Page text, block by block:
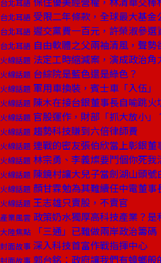
台北耳語
台北耳語 受限二年條款，全球最大基金
台北耳語 遲交黨費一百元，許榮淑參選
台北耳語 自由軟體之父兩袖清風，聲勢
火線話題 法定工時縮減案，演成政治角
火線話題 台綜院是藍色還是綠色？
火線話題 軍用車換裝，賓士車「入伍」
火線話題 陳木在接台銀董事長自喻跳火
火線話題 官股運作，財部「抓大放小」
火線話題 趨勢科技賺到六倍律師費
火線話題 連戰的密友張伯欣當上彰銀董
火線話題 林宗勇、李義燦要鬥個你死我
火線話題 陳鏡村讓大兒子當劍湖山頭號
火線話題 顏甘霖勉為其難續任中電董事
火線話題 王志雄只賣股，不賣官
產業風雲 政策奶水獨厚高科技產業？是
大陸焦點 「三通」已難做兩岸政治籌碼
封面故事 深入科技首富作戰指揮中心
封面故事 郭台銘：政府讓我們有蟑螂般